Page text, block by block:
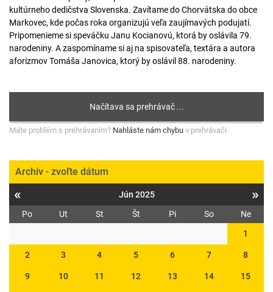
kultúrneho dedičstva Slovenska. Zavítame do Chorvátska do obce
Markovec, kde počas roka organizujú veľa zaujímavých podujatí.
Pripomenieme si speváčku Janu Kocianovú, ktorá by oslávila 79.
narodeniny. A zaspomíname si aj na spisovateľa, textára a autora
aforizmov Tomáša Janovica, ktorý by oslávil 88. narodeniny.
Máte problém s prehrávaním? Nahláste nám chybu v prehrávači.
Archív - zvoľte dátum
« Jún 2025 »
Po Ut St Št Pi So
Ne
1
2 3 4 5 6 7 8
9 10 11 12 13 14 15